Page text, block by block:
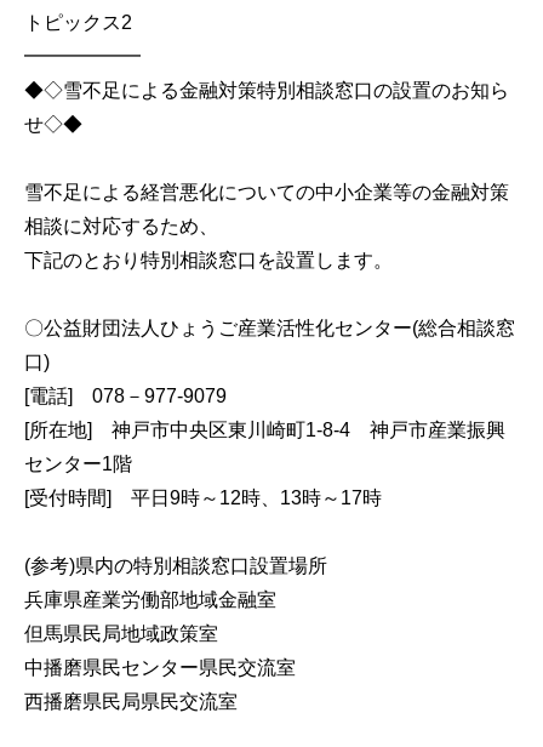
トピックス2
━━━━━━
◆◇雪不足による金融対策特別相談窓口の設置のお知ら
せ◇◆
雪不足による経営悪化についての中小企業等の金融対策
相談に対応するため、
下記のとおり特別相談窓口を設置します。
〇公益財団法人ひょうご産業活性化センター(総合相談窓
口)
[電話] 078－977-9079
[所在地] 神戸市中央区東川崎町1-8-4 神戸市産業振興
センター1階
[受付時間] 平日9時～12時、13時～17時
(参考)県内の特別相談窓口設置場所
兵庫県産業労働部地域金融室
但馬県民局地域政策室
中播磨県民センター県民交流室
西播磨県民局県民交流室